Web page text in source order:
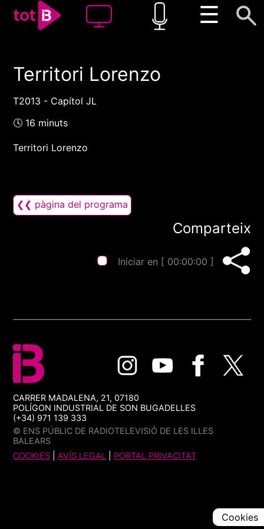
☰
00:00 00:00
1x
Territori Lorenzo
T2013 - Capítol JL
🕓 16 minuts
Territori Lorenzo
❮❮ pàgina del programa
Comparteix
Iniciar en [ 00:00:00 ]
CARRER MADALENA, 21, 07180
POLÍGON INDUSTRIAL DE SON BUGADELLES
(+34) 971 139 333
© ENS PÚBLIC DE RADIOTELEVISIÓ DE LES ILLES
BALEARS
COOKIES |AVÍS LEGAL PORTAL PRIVACITAT
Cookies